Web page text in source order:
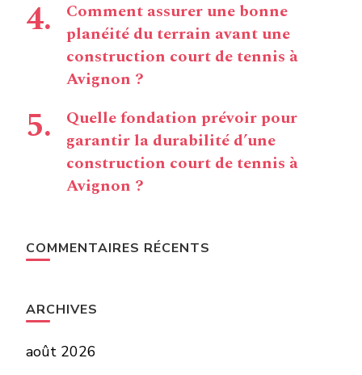
Comment assurer une bonne
planéité du terrain avant une
construction court de tennis à
Avignon ?
Quelle fondation prévoir pour
garantir la durabilité d’une
construction court de tennis à
Avignon ?
COMMENTAIRES RÉCENTS
ARCHIVES
août 2026